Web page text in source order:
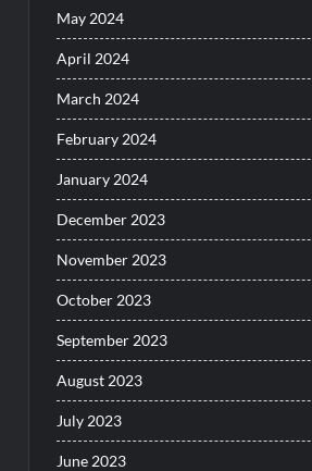
May 2024
April 2024
March 2024
February 2024
January 2024
December 2023
November 2023
October 2023
September 2023
August 2023
July 2023
June 2023